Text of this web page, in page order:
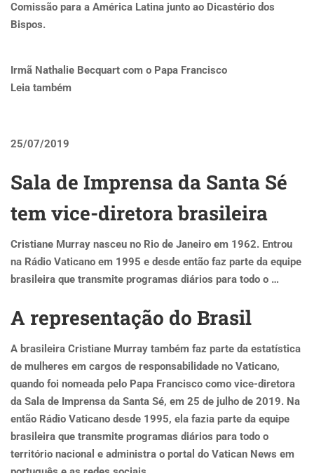
Comissão para a América Latina junto ao Dicastério dos
Bispos.
Irmã Nathalie Becquart com o Papa Francisco
Leia também
25/07/2019
Sala de Imprensa da Santa Sé
tem vice-diretora brasileira
Cristiane Murray nasceu no Rio de Janeiro em 1962. Entrou
na Rádio Vaticano em 1995 e desde então faz parte da equipe
brasileira que transmite programas diários para todo o …
A representação do Brasil
A brasileira Cristiane Murray também faz parte da estatística
de mulheres em cargos de responsabilidade no Vaticano,
quando foi nomeada pelo Papa Francisco como vice-diretora
da Sala de Imprensa da Santa Sé, em 25 de julho de 2019. Na
então Rádio Vaticano desde 1995, ela fazia parte da equipe
brasileira que transmite programas diários para todo o
território nacional e administra o portal do Vatican News em